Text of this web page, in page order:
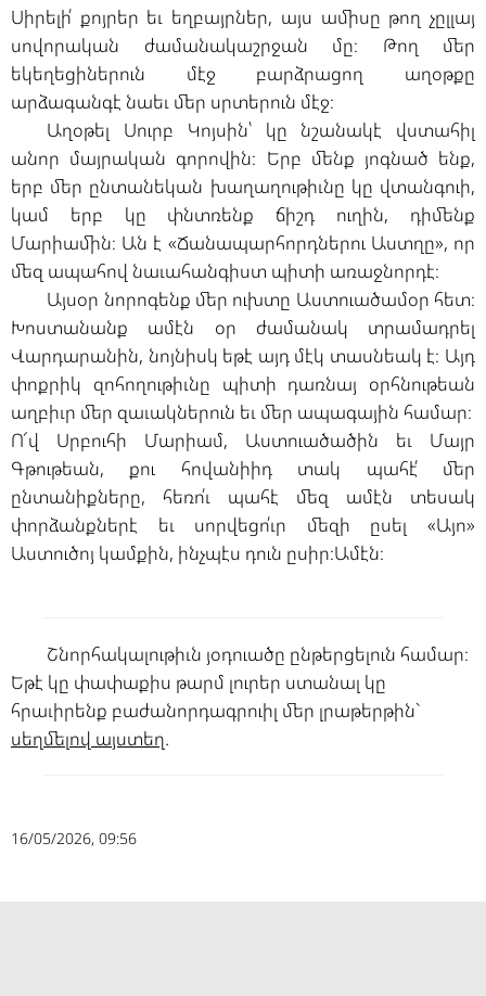
Սիրելի՛ քոյրեր եւ եղբայրներ, այս ամիսը թող չըլլայ
սովորական ժամանակաշրջան մը։ Թող մեր
եկեղեցիներուն մէջ բարձրացող աղօթքը
արձագանգէ նաեւ մեր սրտերուն մէջ։
Աղօթել Սուրբ Կոյսին՝ կը նշանակէ վստահիլ
անոր մայրական գորովին։ Երբ մենք յոգնած ենք,
երբ մեր ընտանեկան խաղաղութիւնը կը վտանգուի,
կամ երբ կը փնտռենք ճիշդ ուղին, դիմենք
Մարիամին։ Ան է «Ճանապարհորդներու Աստղը», որ
մեզ ապահով նաւահանգիստ պիտի առաջնորդէ։
Այսօր նորոգենք մեր ուխտը Աստուածամօր հետ։
Խոստանանք ամէն օր ժամանակ տրամադրել
Վարդարանին, նոյնիսկ եթէ այդ մէկ տասնեակ է։ Այդ
փոքրիկ զոհողութիւնը պիտի դառնայ օրհնութեան
աղբիւր մեր զաւակներուն եւ մեր ապագային համար։
Ո՜վ Սրբուհի Մարիամ, Աստուածածին եւ Մայր
Գթութեան, քու հովանիիդ տակ պահէ՛ մեր
ընտանիքները, հեռո՛ւ պահէ մեզ ամէն տեսակ
փորձանքներէ եւ սորվեցո՛ւր մեզի ըսել «Այո»
Աստուծոյ կամքին, ինչպէս դուն ըսիր։Ամէն։
Շնորհակալութիւն յօդուածը ընթերցելուն համար։
Եթէ կը փափաքիս թարմ լուրեր ստանալ կը
հրաւիրենք բաժանորդագրուիլ մեր լրաթերթին`
սեղմելով այստեղ.
16/05/2026, 09:56